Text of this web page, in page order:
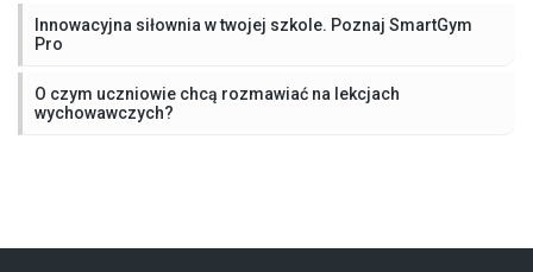
Innowacyjna siłownia w twojej szkole. Poznaj SmartGym
Pro
O czym uczniowie chcą rozmawiać na lekcjach
wychowawczych?